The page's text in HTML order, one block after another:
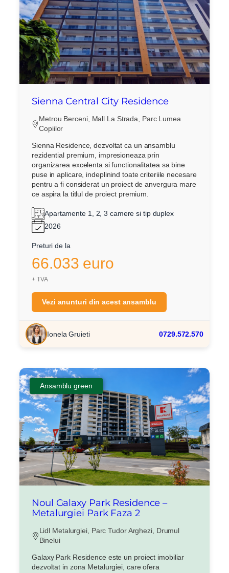
Sienna Central City Residence
Metrou Berceni, Mall La Strada, Parc Lumea
Copiilor
Sienna Residence, dezvoltat ca un ansamblu
rezidential premium, impresioneaza prin
organizarea excelenta si functionalitatea sa bine
puse in aplicare, indeplinind toate criteriile necesare
pentru a fi considerat un proiect de anvergura mare
ce aspira la titlul de proiect premium.
Apartamente 1, 2, 3 camere si tip duplex
2026
Preturi de la
66.033 euro
+ TVA
Vezi anunturi din acest ansamblu
Ionela Gruieti 0729.572.570
Ansamblu green
Noul Galaxy Park Residence –
Metalurgiei Park Faza 2
Lidl Metalurgiei, Parc Tudor Arghezi, Drumul
Binelui
Galaxy Park Residence este un proiect imobiliar
dezvoltat in zona Metalurgiei, care ofera
X
Vreau sa fiu contactat
Nume
Telefon